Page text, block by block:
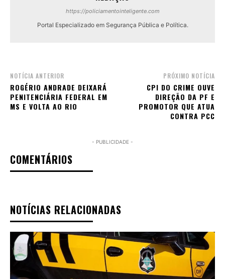
https://policiamentointeligente.com
Portal Especializado em Segurança Pública e Política.
NOTÍCIA ANTERIOR
ROGÉRIO ANDRADE DEIXARÁ
PENITENCIÁRIA FEDERAL EM
MS E VOLTA AO RIO
PRÓXIMO NOTÍCIA
CPI DO CRIME OUVE
DIREÇÃO DA PF E
PROMOTOR QUE ATUA
CONTRA PCC
- PUBLICIDADE -
COMENTÁRIOS
NOTÍCIAS RELACIONADAS